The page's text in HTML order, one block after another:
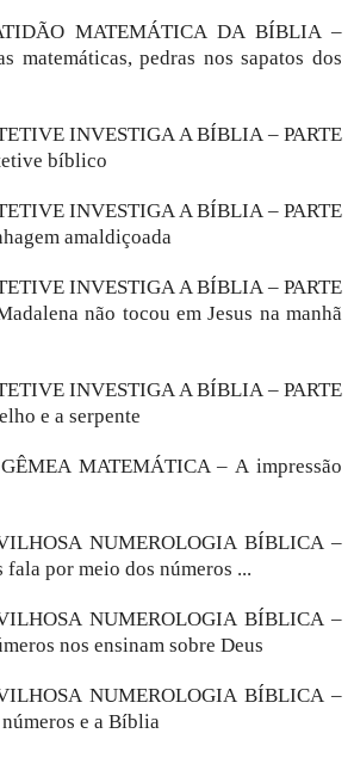
MATEMÁTICA DA BÍBLIA –
matemáticas, pedras nos sapatos dos
INVESTIGA A BÍBLIA – PARTE
bíblico
INVESTIGA A BÍBLIA – PARTE
amaldiçoada
INVESTIGA A BÍBLIA – PARTE
não tocou em Jesus na manhã
INVESTIGA A BÍBLIA – PARTE
e a serpente
MATEMÁTICA – A impressão
NUMEROLOGIA BÍBLICA –
fala por meio dos números ...
NUMEROLOGIA BÍBLICA –
nos ensinam sobre Deus
NUMEROLOGIA BÍBLICA –
e a Bíblia